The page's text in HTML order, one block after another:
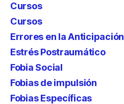
Cursos
Cursos
Errores en la Anticipación
Estrés Postraumático
Fobia Social
Fobias de impulsión
Fobias Específicas